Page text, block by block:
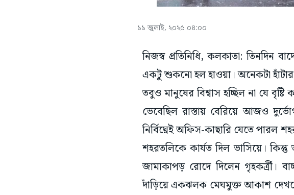
১১ জুলাই, ২০২৫ ০৪:০০
নিজস্ব প্রতিনিধি, কলকাতা: তিনদিন
একটু শুকনো হল হাওয়া। অনেকটা
তবুও মানুষের বিশ্বাস হচ্ছিল না যে
ভেবেছিল রাস্তায় বেরিয়ে আজও
নির্বিঘ্নেই অফিস-কাছারি যেতে পারল
শহরতলিকে কার্যত দিল ভাসিয়ে।
জামাকাপড় রোদে দিলেন
দাঁড়িয়ে একঝলক মেঘমুক্ত আকাশ